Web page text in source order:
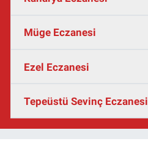
Müge Eczanesi
Ezel Eczanesi
Tepeüstü Sevinç Eczanesi